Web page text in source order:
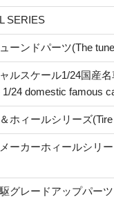
SERIES
ーンドパーツ(The
ルスケール1/24国産
24 domestic famous
ホィールシリーズ
ーカーホィールシリ
グレードアップパー